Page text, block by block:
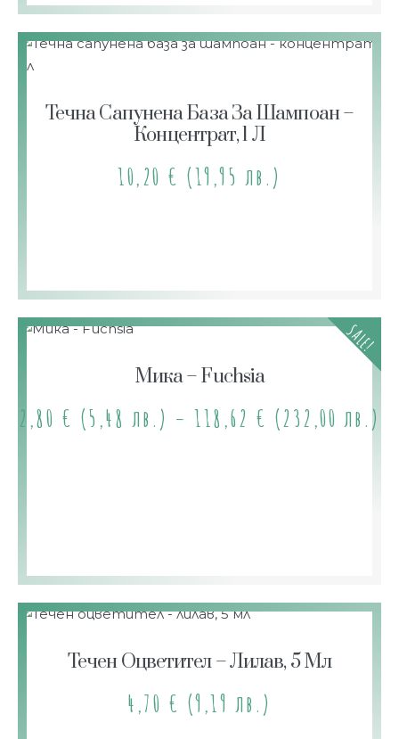
Течна Сапунена База За Шампоан –
Концентрат, 1 Л
10,20 € (19,95 лв.)
SALE!
Мика – Fuchsia
2,80 € (5,48 лв.) – 118,62 € (232,00 лв.)
Течен Оцветител – Лилав, 5 Мл
4,70 € (9,19 лв.)